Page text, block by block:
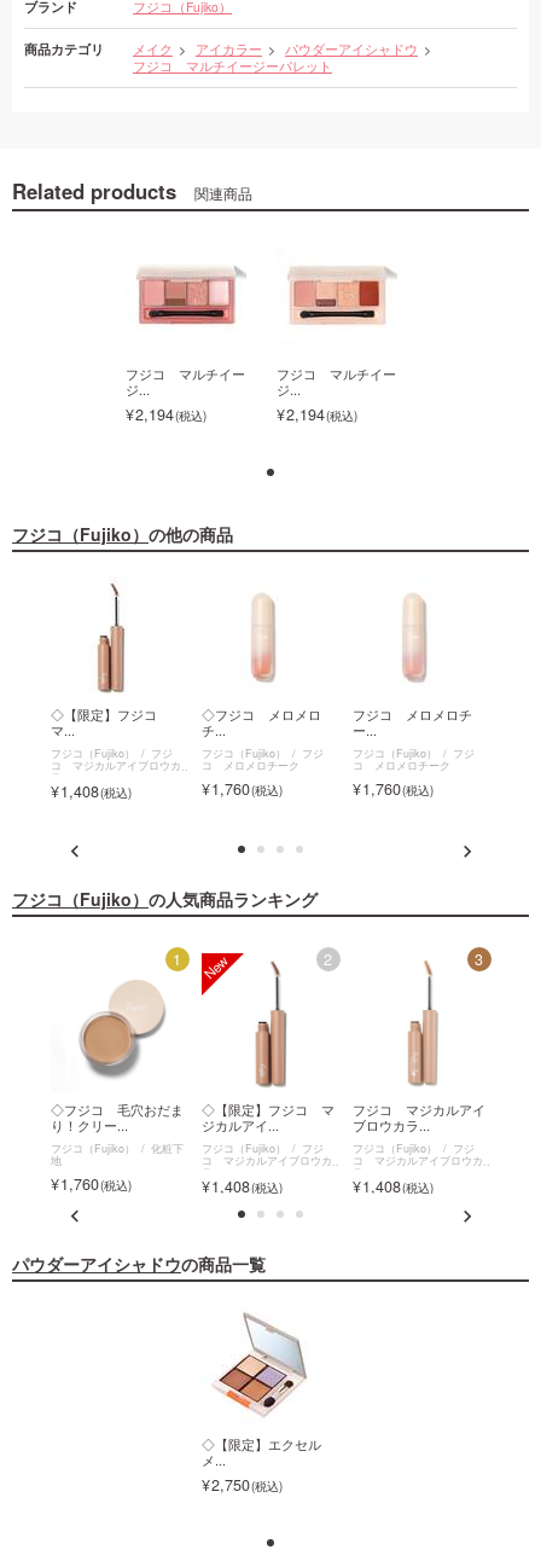
ブランド フジコ（Fujiko）
商品カテゴリ メイク アイカラー
パウダーアイシャドウ
フジコ マルチイージーパレット
Related products 関連商品
フジコ マルチイー
ジ...
2,194
フジコ マルチイー
ジ...
2,194
フジコ（Fujiko） の他の商品
◇【限定】フジコ
マ...
フジコ（Fujiko） フジ
コ マジカルアイブロウカ
ラー
1,408
◇フジコ メロメロ
チ...
フジコ（Fujiko） フジ
コ メロメロチーク
1,760
フジコ メロメロチ
ー...
フジコ（Fujiko） フジ
コ メロメロチーク
1,760
フジコ（Fujiko） の人気商品ランキング
1
◇フジコ 毛穴おだま
り！クリー...
フジコ（Fujiko） 化粧下
地
1,760
2
◇【限定】フジコ マ
ジカルアイ...
フジコ（Fujiko） フジ
コ マジカルアイブロウカ
ラー
1,408
3
フジコ マジカルアイ
ブロウカラ...
フジコ（Fujiko） フジ
コ マジカルアイブロウカ
ラー
1,408
パウダーアイシャドウの商品一覧
◇【限定】エクセル
メ...
2,750